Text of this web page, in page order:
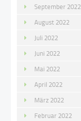
September 2022
August 2022
Juli 2022
Juni 2022
Mai 2022
April 2022
März 2022
Februar 2022